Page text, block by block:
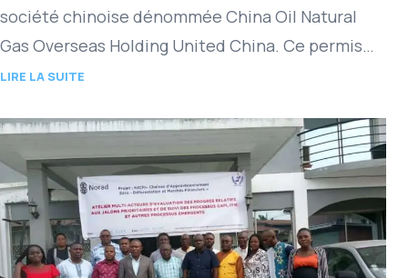
société chinoise dénommée China Oil Natural
Gas Overseas Holding United China. Ce permis
est un mauvais flashback…
LIRE LA SUITE